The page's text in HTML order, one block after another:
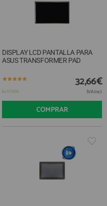
DISPLAY LCD PANTALLA PARA
ASUS TRANSFORMER PAD
En STOCK
32,66€
IVA Incl.
COMPRAR